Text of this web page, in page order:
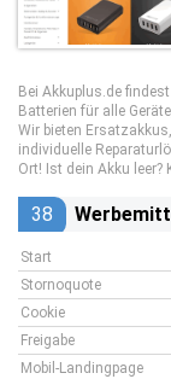
Bei Akkuplus.de
Batterien für alle
Wir bieten
individuelle
Ort! Ist dein Akku leer?
38
Start
Stornoquote
Cookie
Freigabe
Mobil-Landingpage